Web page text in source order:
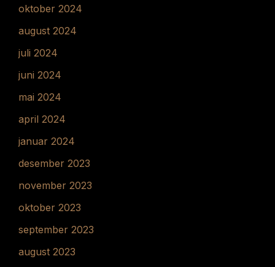
oktober 2024
august 2024
juli 2024
juni 2024
mai 2024
april 2024
januar 2024
desember 2023
november 2023
oktober 2023
september 2023
august 2023